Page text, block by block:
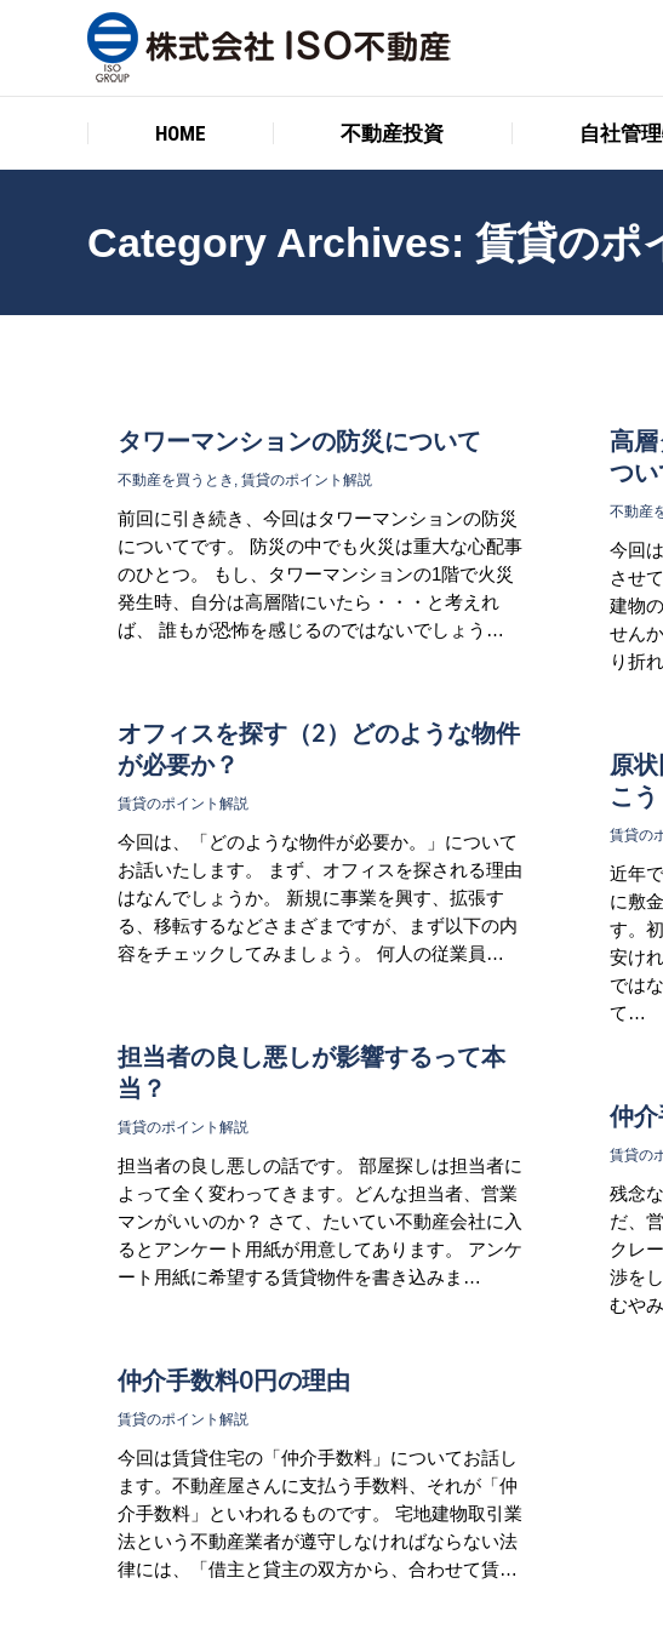
HOME 不動産投資 自社管
Category Archives: 賃貸のポ
タワーマンションの防災について
不動産を買うとき , 賃貸のポイント解説
前回に引き続き、今回はタワーマンションの防災
についてです。 防災の中でも火災は重大な心配事
のひとつ。 もし、タワーマンションの1階で火災
発生時、自分は高層階にいたら・・・と考えれ
ば、 誰もが恐怖を感じるのではないでしょう…
高
つい
不動産
今回
させ
建物
せん
り折
オフィスを探す（2）どのような物件
が必要か？
賃貸のポイント解説
今回は、「どのような物件が必要か。」について
お話いたします。 まず、オフィスを探される理由
はなんでしょうか。 新規に事業を興す、拡張す
る、移転するなどさまざまですが、まず以下の内
容をチェックしてみましょう。 何人の従業員…
原
こう
賃貸の
近年
に敷
す。
安け
では
て…
担当者の良し悪しが影響するって本
当？
賃貸のポイント解説
担当者の良し悪しの話です。 部屋探しは担当者に
よって全く変わってきます。どんな担当者、営業
マンがいいのか？ さて、たいてい不動産会社に入
るとアンケート用紙が用意してあります。 アンケ
ート用紙に希望する賃貸物件を書き込みま…
仲
賃貸の
残念
だ、
クレ
渉を
むや
仲介手数料0円の理由
賃貸のポイント解説
今回は賃貸住宅の「仲介手数料」についてお話し
ます。不動産屋さんに支払う手数料、それが「仲
介手数料」といわれるものです。 宅地建物取引業
法という不動産業者が遵守しなければならない法
律には、「借主と貸主の双方から、合わせて賃…
HOME 不動産投資